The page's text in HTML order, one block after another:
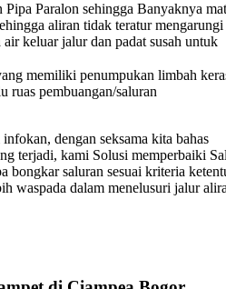
Paralon sehingga Banyaknya
aliran tidak teratur mengarungi
air keluar jalur dan padat susah untuk
memiliki penumpukan limbah
ruas pembuangan/saluran
dengan seksama kita bahas
terjadi, kami Solusi memperbaiki
bongkar saluran sesuai kriteria
waspada dalam menelusuri jalur